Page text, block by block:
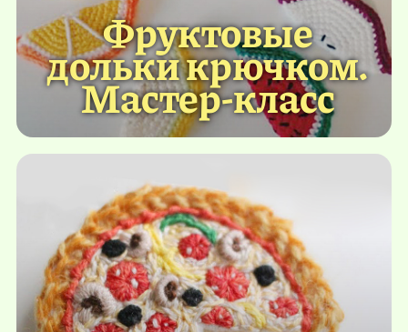
Фруктовые
дольки крючком.
Мастер-класс